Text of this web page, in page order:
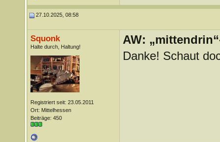
27.10.2025, 08:58
Squonk
Halte durch, Haltung!
Registriert seit: 23.05.2011
Ort: Mittelhessen
Beiträge: 450
AW:
Danke! Schaut